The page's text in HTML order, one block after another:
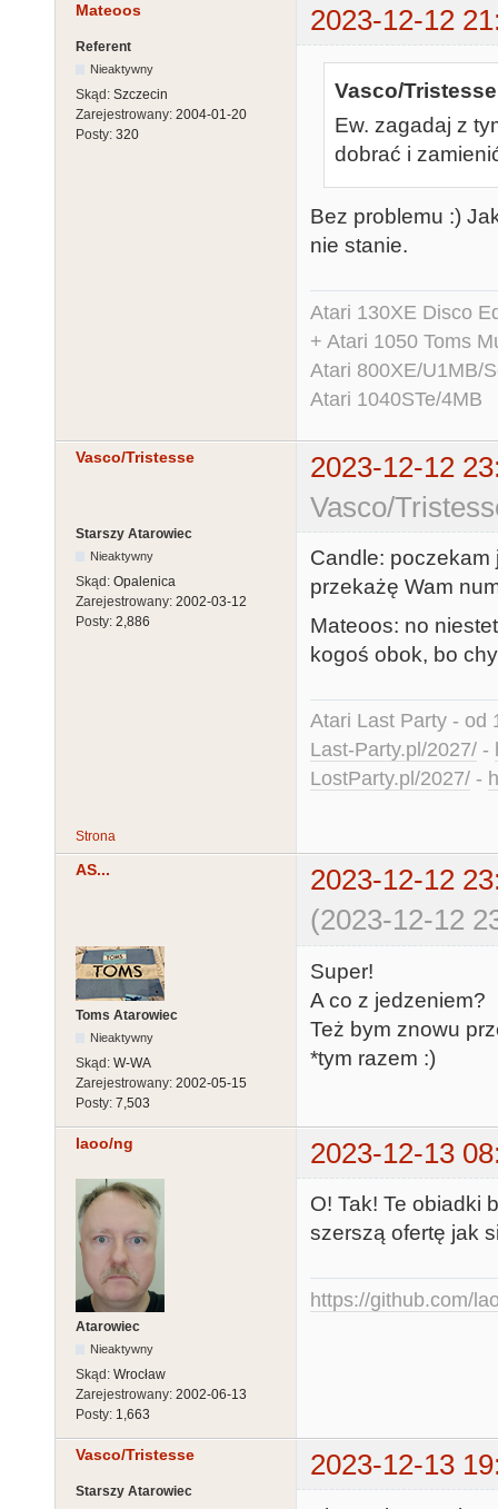
Mateoos 2023-12-12
Referent
Nieaktywny
Skąd: Szczecin
Zarejestrowany: 2004-01-20
Posty: 320
Vasco/
Ew. zagadaj z
dobrać i
Bez problemu :)
nie stanie.
Atari 130XE Disco
+ Atari 1050 Toms
Atari 800XE/U1MB/
Atari 1040STe/4MB
Vasco/Tristesse
2023-12-12
Vasco/
Starszy Atarowiec
Nieaktywny
Skąd: Opalenica
Zarejestrowany: 2002-03-12
Posty: 2,886
Candle:
przekażę Wam
Mateoos: no
kogoś obok, bo
Atari Last Party - od
Last-Party.pl/2027/ -
LostParty.pl/2027/ -
Strona
AS...
2023-12-12
(2023-12-12
Toms Atarowiec
Nieaktywny
Skąd: W-WA
Zarejestrowany: 2002-05-15
Posty: 7,503
Super!
A co z jedzeniem?
Też bym znowu
*tym razem :)
laoo/ng 2023-12-13
Atarowiec
Nieaktywny
Skąd: Wrocław
Zarejestrowany: 2002-06-13
Posty: 1,663
O! Tak! Te obiadki
szerszą ofertę jak
https://github.com/
Vasco/Tristesse 2023-12-13
Starszy Atarowiec